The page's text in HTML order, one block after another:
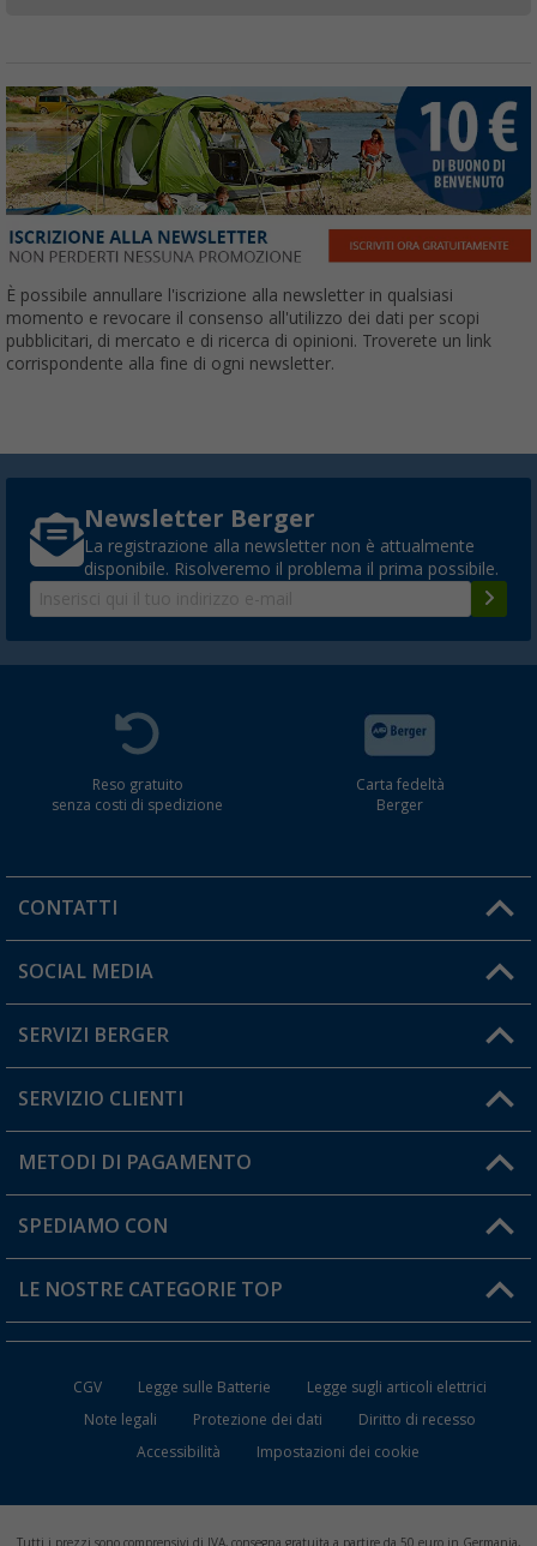
È possibile annullare l'iscrizione alla newsletter in qualsiasi
momento e revocare il consenso all'utilizzo dei dati per scopi
pubblicitari, di mercato e di ricerca di opinioni. Troverete un link
corrispondente alla fine di ogni newsletter.
Newsletter Berger
La registrazione alla newsletter non è attualmente
disponibile. Risolveremo il problema il prima possibile.
Reso gratuito
senza costi di spedizione
Carta fedeltà
Berger
CONTATTI
Orari di apertura del servizio:
Hai una domanda?
SOCIAL MEDIA
SERVIZI BERGER
Diventare rivenditori
Il mio Account
Carta fedeltà Berger
SERVIZIO CLIENTI
Informazioni sulla spedizione
Resi
FAQ e Contatti
METODI DI PAGAMENTO
SPEDIAMO CON
LE NOSTRE CATEGORIE TOP
Mobili per il Campeggio
Frigo Portatili
CGV Legge sulle Batterie
Legge sugli articoli elettrici
Note legali
Protezione dei dati
Diritto di recesso
Accessibilità
Impostazioni dei cookie
Tutti i prezzi sono comprensivi di IVA, consegna gratuita a partire da 50 euro in Germania,